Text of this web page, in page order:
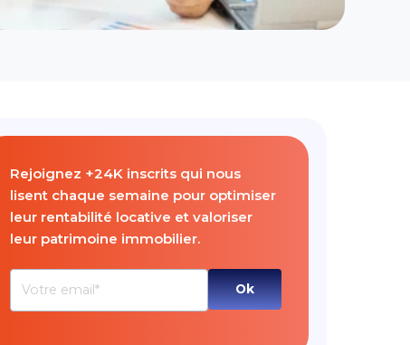
Rejoignez +24K inscrits qui nous
lisent chaque semaine pour optimiser
leur rentabilité locative et valoriser
leur patrimoine immobilier.